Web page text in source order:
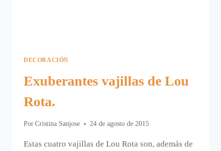
DECORACIÓN
Exuberantes vajillas de Lou
Rota.
Por Cristina Sanjose 24 de agosto de 2015
Estas cuatro vajillas de Lou Rota son, además de